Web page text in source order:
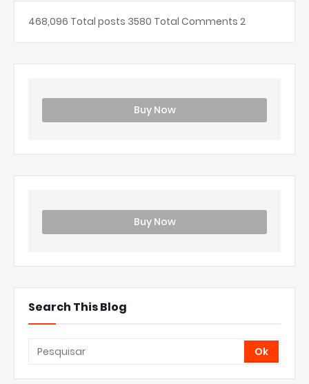
468,096 Total posts 3580 Total Comments 2
Buy Now
Buy Now
Search This Blog